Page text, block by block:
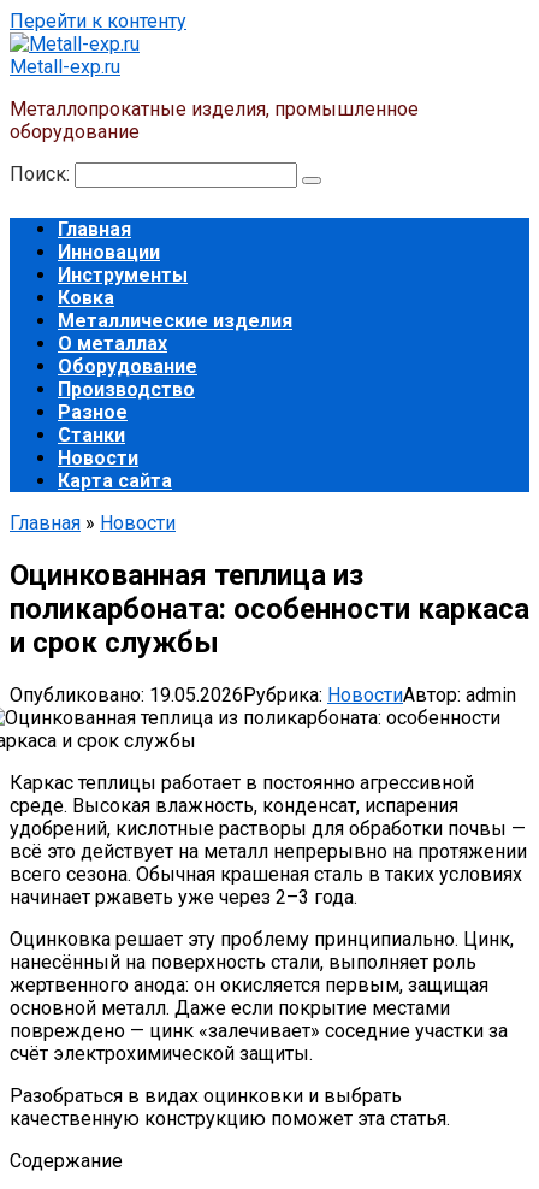
Перейти к контенту
Metall-exp.ru
Металлопрокатные изделия, промышленное
оборудование
Поиск:
Главная
Инновации
Инструменты
Ковка
Металлические изделия
О металлах
Оборудование
Производство
Разное
Станки
Новости
Карта сайта
Главная » Новости
Оцинкованная теплица из
поликарбоната: особенности каркаса
и срок службы
Опубликовано: 19.05.2026Рубрика: НовостиАвтор: admin
Каркас теплицы работает в постоянно агрессивной
среде. Высокая влажность, конденсат, испарения
удобрений, кислотные растворы для обработки почвы —
всё это действует на металл непрерывно на протяжении
всего сезона. Обычная крашеная сталь в таких условиях
начинает ржаветь уже через 2–3 года.
Оцинковка решает эту проблему принципиально. Цинк,
нанесённый на поверхность стали, выполняет роль
жертвенного анода: он окисляется первым, защищая
основной металл. Даже если покрытие местами
повреждено — цинк «залечивает» соседние участки за
счёт электрохимической защиты.
Разобраться в видах оцинковки и выбрать
качественную конструкцию поможет эта статья.
Содержание